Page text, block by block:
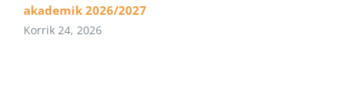
akademik 2026/2027
Korrik 24, 2026